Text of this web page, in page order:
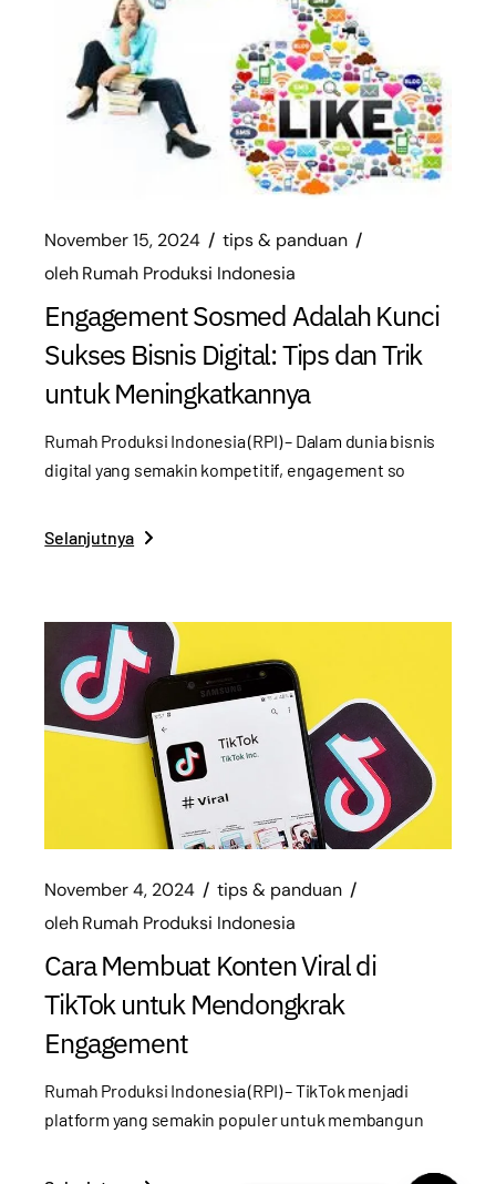
November 15, 2024
tips & panduan
olehRumah Produksi Indonesia
Engagement Sosmed Adalah Kunci
Sukses Bisnis Digital: Tips dan Trik
untuk Meningkatkannya
Rumah Produksi Indonesia (RPI) – Dalam dunia bisnis
digital yang semakin kompetitif, engagement so
Selanjutnya
November 4, 2024
tips & panduan
olehRumah Produksi Indonesia
Cara Membuat Konten Viral di
TikTok untuk Mendongkrak
Engagement
Rumah Produksi Indonesia (RPI) – TikTok menjadi
platform yang semakin populer untuk membangun